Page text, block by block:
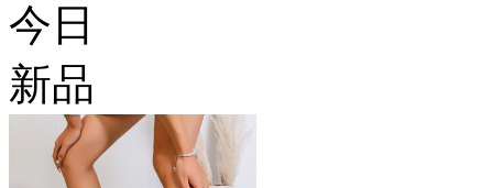
今日
新品